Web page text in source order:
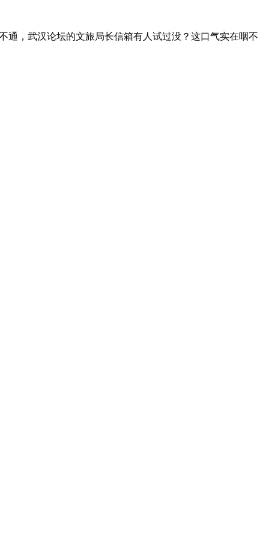
通，武汉论坛的文旅局长信箱有人试过没？这口气实在咽不